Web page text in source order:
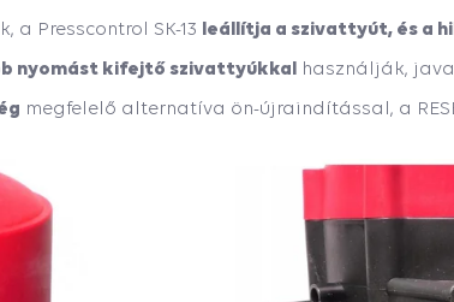
a Presscontrol SK-13 leállítja a szivattyút, és a
nyomást kifejtő szivattyúkkal használják,
megfelelő alternatíva ön-újraindítással, a